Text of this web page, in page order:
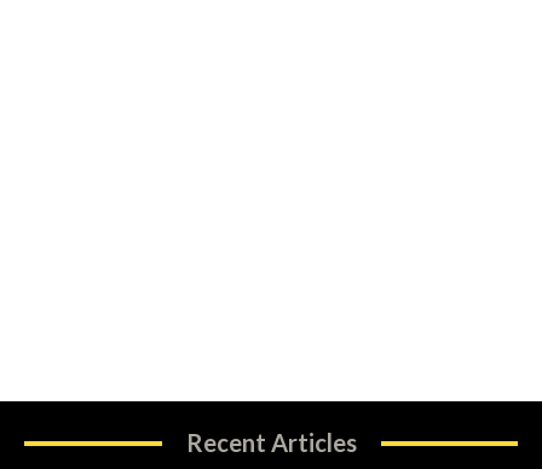
Recent Articles